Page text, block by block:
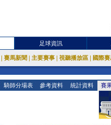
足球資訊
賽馬新聞 主要賽事 視聽播放區 國際
騎師分場表 參考資料 統計資料 賽